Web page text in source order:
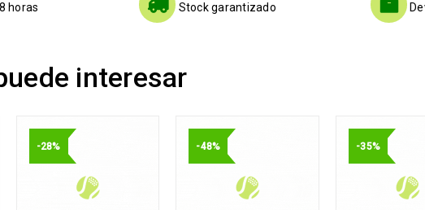
horas Stock garantizado
interesar
-28% -48% -35%